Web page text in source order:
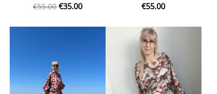
€55.00 €35.00
€55.00